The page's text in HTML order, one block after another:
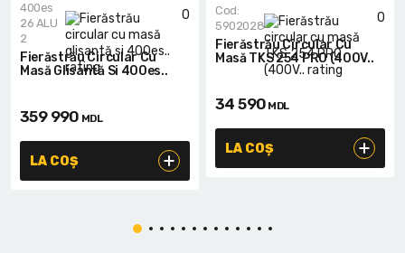
0
400es
26 ALU
2
Fierăstrău Circular Cu
Masă Glisantă Si 400es..
359 990 MDL
LA COȘ
0
Cod:
5902028
Fierăstrău Circular Cu
Masă TKS 254 PRO (400V..
34 590 MDL
LA COȘ